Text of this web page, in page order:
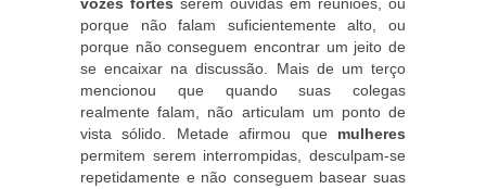
porque não falam suficientemente alto, ou
porque não conseguem encontrar um jeito de
se encaixar na discussão. Mais de um terço
mencionou que quando suas colegas
realmente falam, não articulam um ponto de
vista sólido. Metade afirmou que mulheres
permitem serem interrompidas, desculpam-se
repetidamente e não conseguem basear suas